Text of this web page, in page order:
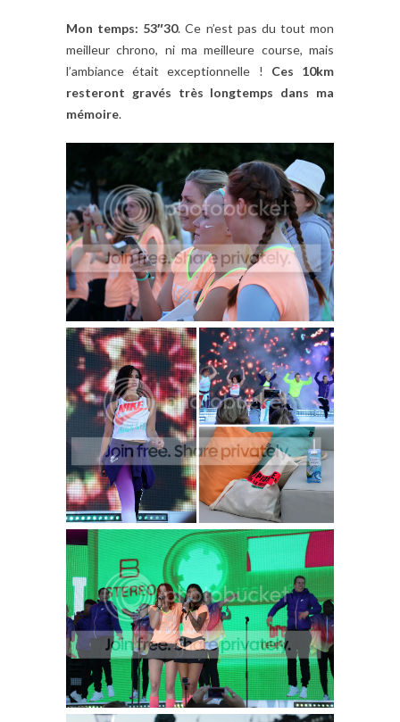
Mon temps: 53″30. Ce n’est pas du tout mon
meilleur chrono, ni ma meilleure course, mais
l’ambiance était exceptionnelle ! Ces 10km
resteront gravés très longtemps dans ma
mémoire.